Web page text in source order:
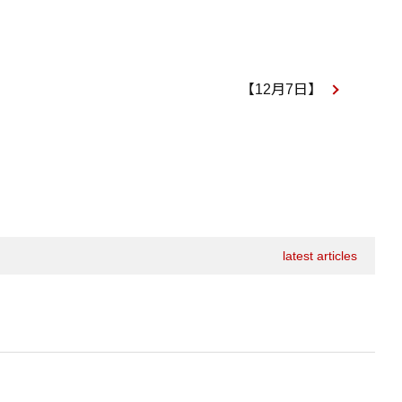
【12月7日】
latest articles